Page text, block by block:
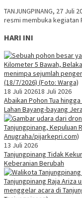
TANJUNGPINANG, 27 Juli
resmi membuka
HARI INI
18 Juli 202618 Juli 2026
Abaikan Pohon Tua
Lahan Bayang-bayang
13 Juli 2026
Tanjungpinang Tidak
Keberanian Berubah